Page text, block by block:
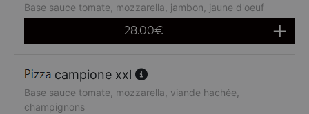
Base sauce tomate, mozzarella, jambon, jaune d'oeuf
28.00€
campione xxl
Base sauce tomate, mozzarella, viande hachée,
champignons